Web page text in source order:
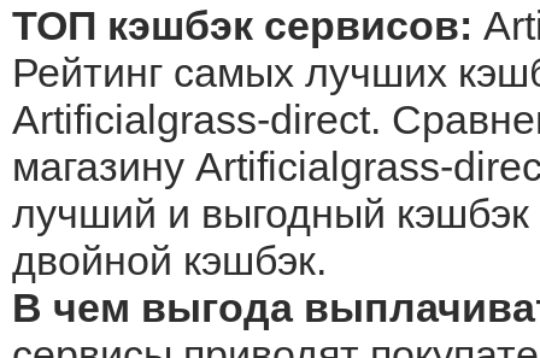
ТОП кэшбэк сервисов:
Рейтинг самых лучших
Artificialgrass-direct.
магазину Artificialgrass-
лучший и выгодный
двойной кэшбэк.
В чем выгода